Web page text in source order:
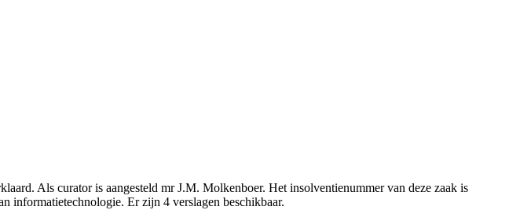
Als curator is aangesteld mr J.M. Molkenboer. Het insolventienummer van deze zaak is
informatietechnologie. Er zijn 4 verslagen beschikbaar.